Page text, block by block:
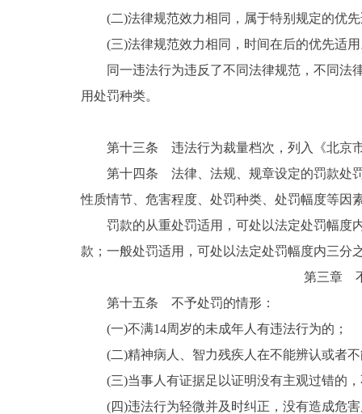
(二)法律规范效力相同，属于特别规定的优
(三)法律规范效力相同，时间在后的优先适
同一违法行为违反了不同法律规范，不同法
用处罚种类。
第十三条 违法行为裁量档次，列入《北京
第十四条 法律、法规、规章设定的罚款处
性质情节、危害程度、处罚种类、处罚幅度等因
罚款的从重处罚适用，可处以法定处罚幅度
款；一般处罚适用，可处以法定处罚幅度内三分
第三章
第十五条 不予处罚的情形：
(一)不满14周岁的未成年人有违法行为的；
(二)精神病人、智力残疾人在不能辨认或者
(三)当事人有证据足以证明没有主观过错的
(四)违法行为轻微并及时纠正，没有造成危